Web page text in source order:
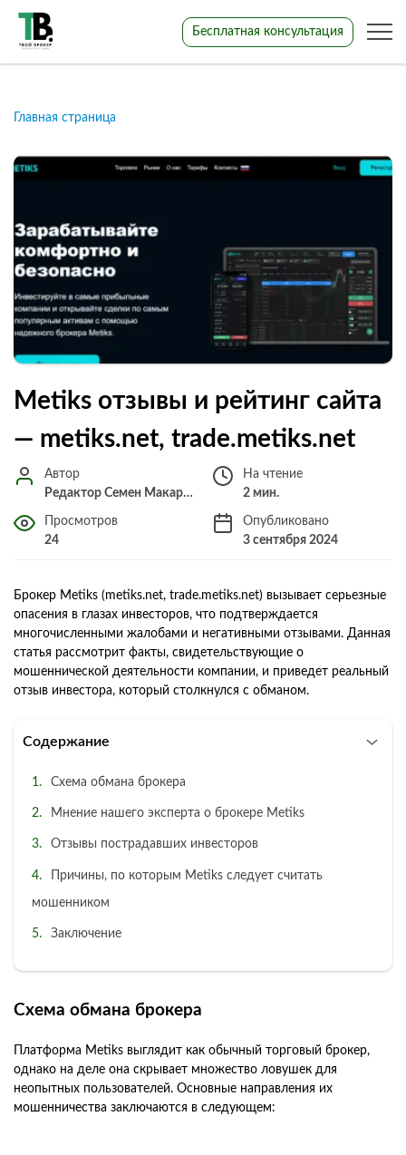
Бесплатная консультация
Главная страница
Metiks отзывы и рейтинг сайта
— metiks.net, trade.metiks.net
Автор
Редактор Семен Макарченко
На чтение
2 мин.
Просмотров
24
Опубликовано
3 сентября 2024
Брокер Metiks (metiks.net, trade.metiks.net) вызывает серьезные
опасения в глазах инвесторов, что подтверждается
многочисленными жалобами и негативными отзывами. Данная
статья рассмотрит факты, свидетельствующие о
мошеннической деятельности компании, и приведет реальный
отзыв инвестора, который столкнулся с обманом.
Содержание
Схема обмана брокера
Мнение нашего эксперта о брокере Metiks
Отзывы пострадавших инвесторов
Причины, по которым Metiks следует считать
мошенником
Заключение
Схема обмана брокера
Платформа Metiks выглядит как обычный торговый брокер,
однако на деле она скрывает множество ловушек для
неопытных пользователей. Основные направления их
мошенничества заключаются в следующем: